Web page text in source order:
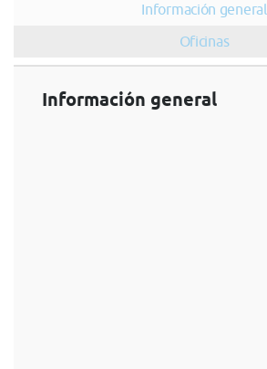
Información general
Oficinas
Información general